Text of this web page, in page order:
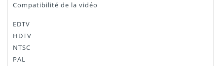
Compatibilité de la vidéo
EDTV
HDTV
NTSC
PAL